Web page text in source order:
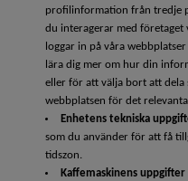
profilinformation från tredje
du interagerar med företaget
loggar in på våra
lära dig mer om hur din
eller för att välja bort att dela
webbplatsen för det
Enhetens tekniska
som du använder för att få
tidszon.
Kaffemaskinens uppgifter